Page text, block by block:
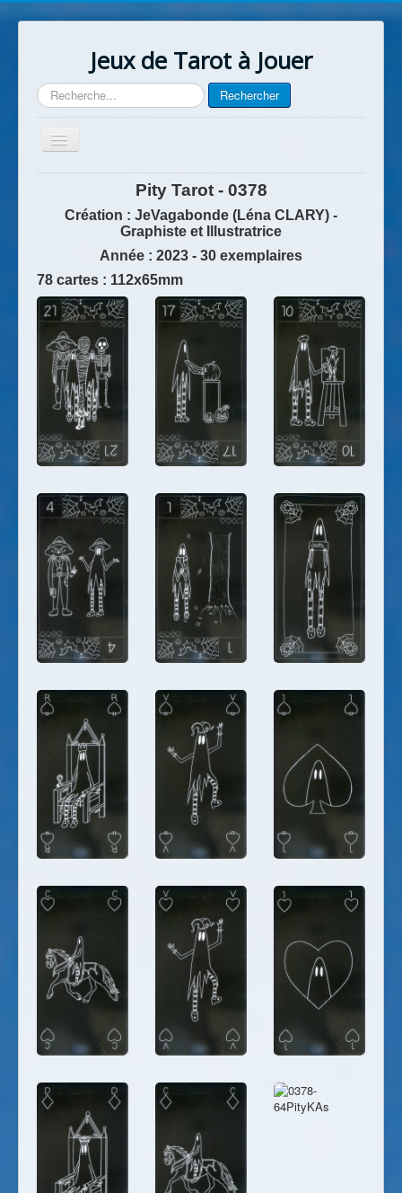
Jeux de Tarot à Jouer
Rechercher Rechercher
Basculer
la
Contact
Pity Tarot - 0378
Création : JeVagabonde (Léna CLARY) -
Graphiste et Illustratrice
Année : 2023 - 30 exemplaires
78 cartes : 112x65mm